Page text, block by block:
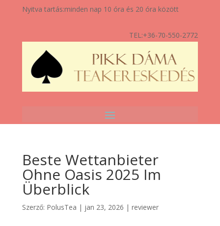
Nyitva tartás:minden nap 10 óra és 20 óra között
TEL:+36-70-550-2772
Beste Wettanbieter
Ohne Oasis 2025 Im
Überblick
Szerző: PolusTea | jan 23, 2026 | reviewer